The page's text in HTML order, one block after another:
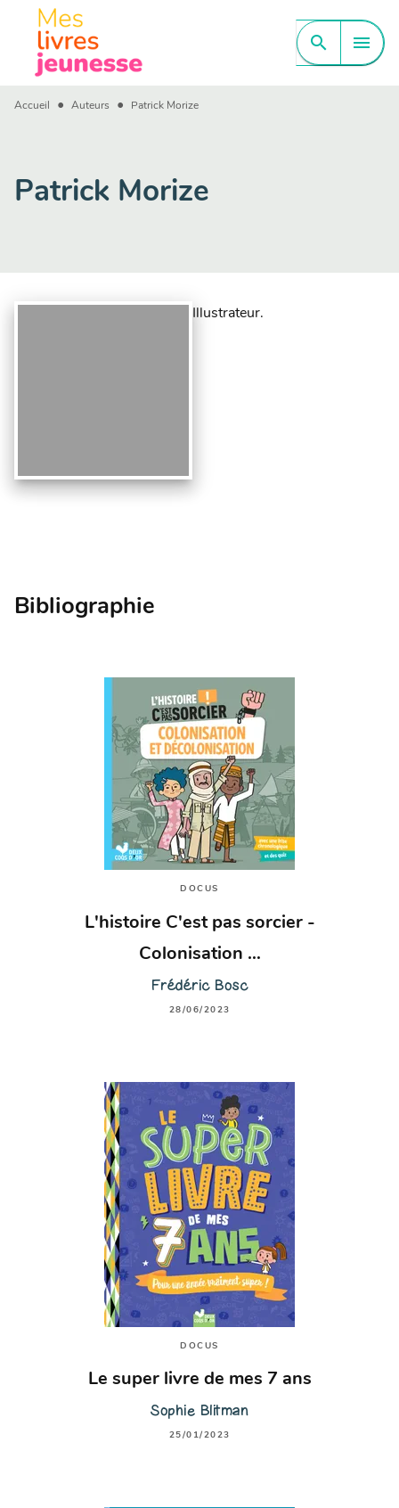
MENU CONTENU
PIED DE PAGE
search menu
Accueil • Auteurs • Patrick Morize
Patrick Morize
Illustrateur.
Bibliographie
DOCUS
L'histoire C'est pas sorcier -
Colonisation …
Frédéric Bosc
28/06/2023
DOCUS
Le super livre de mes 7 ans
Sophie Blitman
25/01/2023